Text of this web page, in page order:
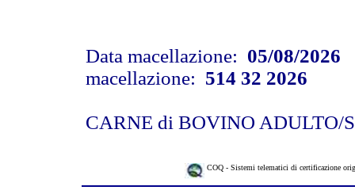
Data macellazione: 05/08/2026
macellazione: 514 32 2026
CARNE di BOVINO ADULTO/
COQ - Sistemi telematici di certificazione